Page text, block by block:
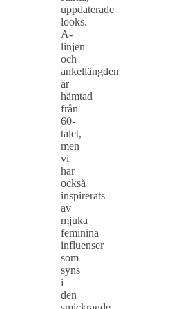
uppdaterade
looks.
A-
linjen
och
ankellängden
är
hämtad
från
60-
talet,
men
vi
har
också
inspirerats
av
mjuka
feminina
influenser
som
syns
i
den